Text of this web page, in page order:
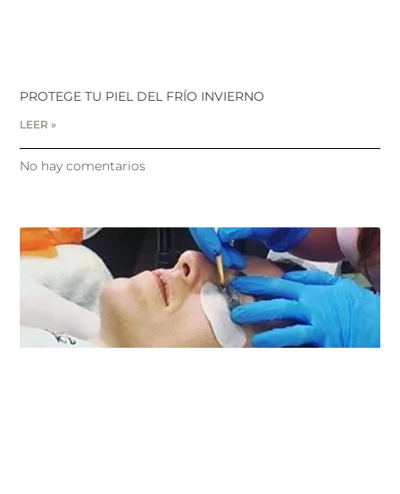
PROTEGE TU PIEL DEL FRÍO INVIERNO
LEER »
No hay comentarios